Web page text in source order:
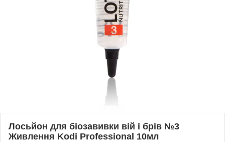
Лосьйон для біозавивки вій і брів №3
Живлення Kodi Professional 10мл